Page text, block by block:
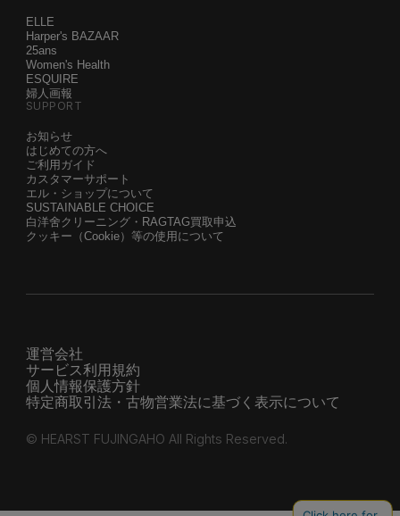
ELLE
Harper's BAZAAR
25ans
Women's Health
ESQUIRE
婦人画報
SUPPORT
お知らせ
はじめての方へ
ご利用ガイド
カスタマーサポート
エル・ショップについて
SUSTAINABLE CHOICE
白洋舍クリーニング・RAGTAG買取申込
クッキー（Cookie）等の使用について
運営会社
サービス利用規約
個人情報保護方針
特定商取引法・古物営業法に基づく表示について
© HEARST FUJINGAHO All Rights Reserved.